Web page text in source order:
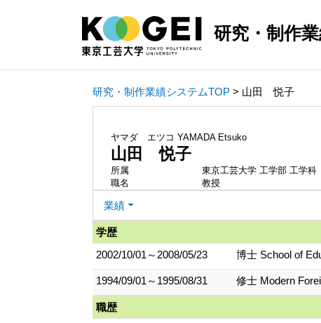
研究・制作
研究・制作業績システムTOP > 山田 悦子
ヤマダ エツコ YAMADA Etsuko
山田 悦子
所属
東京工芸大学 工学部 工学科
職名
教授
業績
学歴
2002/10/01～2008/05/23
博士 School of
1994/09/01～1995/08/31 修士 Modern
職歴